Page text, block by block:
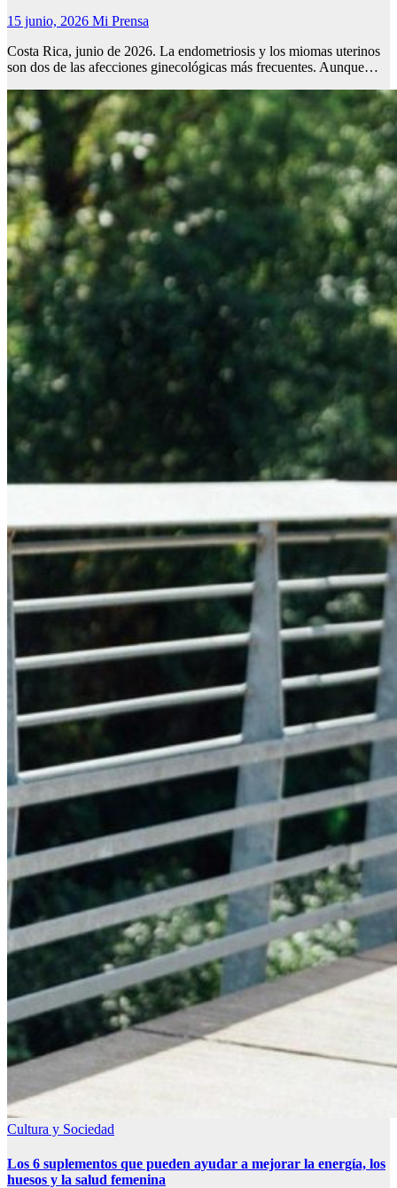
15 junio, 2026 Mi Prensa
Costa Rica, junio de 2026. La endometriosis y los miomas uterinos
son dos de las afecciones ginecológicas más frecuentes. Aunque…
Cultura y Sociedad
Los 6 suplementos que pueden ayudar a mejorar la energía, los
huesos y la salud femenina